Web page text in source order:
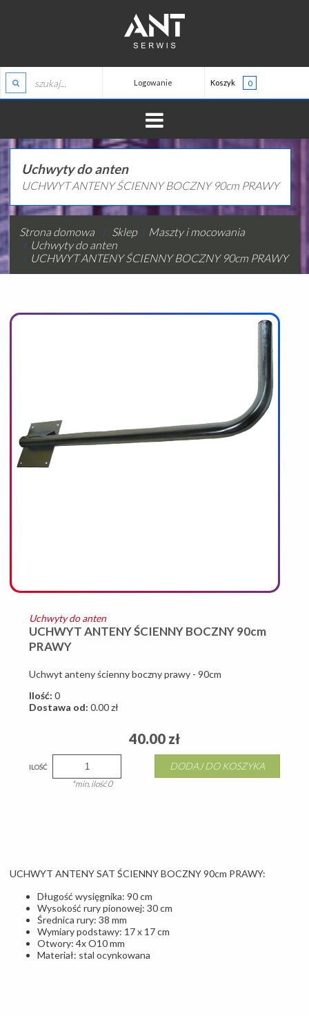
Logowanie
REJESTRACJA
Koszyk 0
O NAS
TELEWIZJA
REFERENCJE
Uchwyty do anten
UCHWYT ANTENY ŚCIENNY BOCZNY 90cm PRAWY
Strona domowa Sklep
Maszty i mocowania
Uchwyty do anten
UCHWYT ANTENY ŚCIENNY BOCZNY 90cm PRAWY
Uchwyty do anten
UCHWYT ANTENY ŚCIENNY BOCZNY 90cm
PRAWY
Uchwyt anteny ścienny boczny prawy - 90cm
Ilość: 0
Dostawa od: 0.00zł
40.00 zł
ILOŚĆ
*min. ilość 0
DODAJ DO KOSZYKA
UCHWYT ANTENY SAT ŚCIENNY BOCZNY 90cm PRAWY:
Długość wysięgnika: 90 cm
Wysokość rury pionowej: 30 cm
Średnica rury: 38 mm
Wymiary podstawy: 17 x 17 cm
Otwory: 4x O10 mm
Materiał: stal ocynkowana